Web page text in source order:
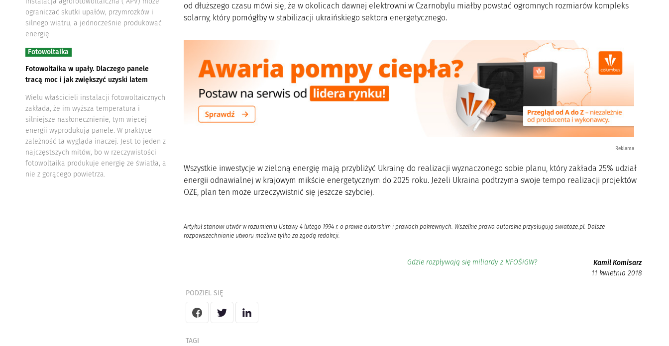
ograniczać skutki upałów, przymrozków i
silnego wiatru, a jednocześnie produkować
energię.
Fotowoltaika
Fotowoltaika w upały. Dlaczego panele
tracą moc i jak zwiększyć uzyski latem
Wielu właścicieli instalacji fotowoltaicznych
zakłada, że im wyższa temperatura i
silniejsze nasłonecznienie, tym więcej
energii wyprodukują panele. W praktyce
zależność ta wygląda inaczej. Jest to jeden z
najczęstszych mitów, bo w rzeczywistości
fotowoltaika produkuje energię ze światła, a
nie z gorącego powietrza.
od dłuższego czasu mówi się, że w okolicach dawnej elektrowni w Czarnobylu miałby powstać ogromnych rozmiarów kompleks
solarny, który pomógłby w stabilizacji ukraińskiego sektora energetycznego.
Reklama
Wszystkie inwestycje w zieloną energię mają przybliżyć Ukrainę do realizacji wyznaczonego sobie planu, który zakłada 25% udział
energii odnawialnej w krajowym mikście energetycznym do 2025 roku. Jeżeli Ukraina podtrzyma swoje tempo realizacji projektów
OZE, plan ten może urzeczywistnić się jeszcze szybciej.
Artykuł stanowi utwór w rozumieniu Ustawy 4 lutego 1994 r. o prawie autorskim i prawach pokrewnych. Wszelkie prawa autorskie przysługują swiatoze.pl. Dalsze
rozpowszechnianie utworu możliwe tylko za zgodą redakcji.
Gdzie rozpływają się miliardy z NFOŚiGW?
Kamil Komisarz
11 kwietnia 2018
PODZIEL SIĘ
TAGI